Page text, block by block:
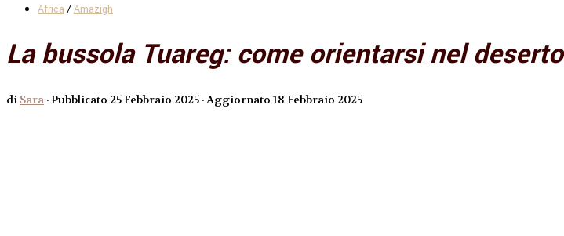
Africa /Amazigh
La bussola Tuareg: come orientarsi nel deserto
di Sara · Pubblicato 25 Febbraio 2025 · Aggiornato 18 Febbraio 2025